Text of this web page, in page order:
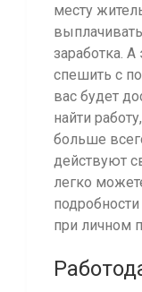
месту
заработка. А
спешить с
вас будет
найти
больше
действуют
легко
подробности
при личном